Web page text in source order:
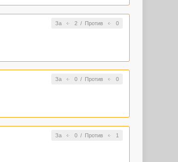
За 2/ Против 0
За 0/ Против 0
За 0/ Против 1